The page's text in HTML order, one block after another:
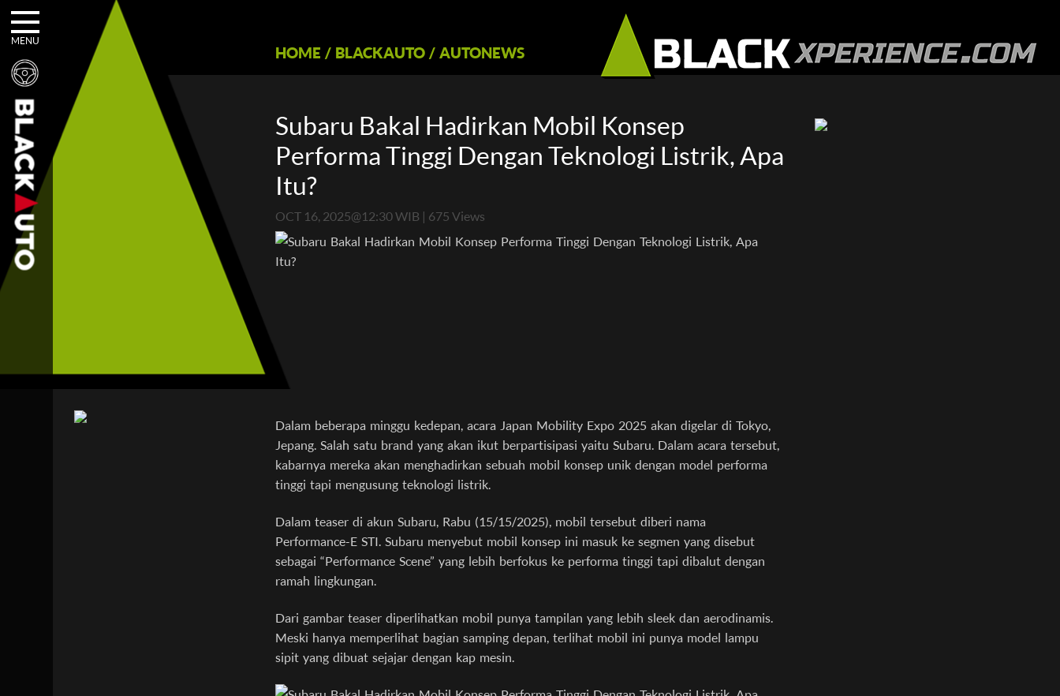
MENU
HOME / BLACKAUTO / AUTONEWS
Subaru Bakal Hadirkan Mobil Konsep
Performa Tinggi Dengan Teknologi Listrik, Apa
Itu?
OCT 16, 2025@12:30 WIB | 675 Views
Dalam beberapa minggu kedepan, acara Japan Mobility Expo 2025 akan digelar di Tokyo,
Jepang. Salah satu brand yang akan ikut berpartisipasi yaitu Subaru. Dalam acara tersebut,
kabarnya mereka akan menghadirkan sebuah mobil konsep unik dengan model performa
tinggi tapi mengusung teknologi listrik.
Dalam teaser di akun Subaru, Rabu (15/15/2025), mobil tersebut diberi nama
Performance-E STI. Subaru menyebut mobil konsep ini masuk ke segmen yang disebut
sebagai “Performance Scene” yang lebih berfokus ke performa tinggi tapi dibalut dengan
ramah lingkungan.
Dari gambar teaser diperlihatkan mobil punya tampilan yang lebih sleek dan aerodinamis.
Meski hanya memperlihat bagian samping depan, terlihat mobil ini punya model lampu
sipit yang dibuat sejajar dengan kap mesin.